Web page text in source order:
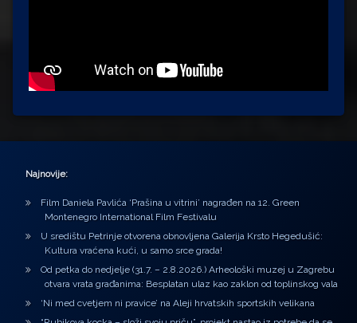
Najnovije:
Film Daniela Pavlića ‘Prašina u vitrini’ nagrađen na 12. Green
Montenegro International Film Festivalu
U središtu Petrinje otvorena obnovljena Galerija Krsto Hegedušić:
Kultura vraćena kući, u samo srce grada!
Od petka do nedjelje (31.7. – 2.8.2026.) Arheološki muzej u Zagrebu
otvara vrata građanima: Besplatan ulaz kao zaklon od toplinskog vala
‘Ni med cvetjem ni pravice’ na Aleji hrvatskih sportskih velikana